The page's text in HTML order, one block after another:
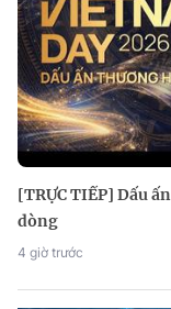
[TRỰC TIẾP] Dấu
dòng
4 giờ trước